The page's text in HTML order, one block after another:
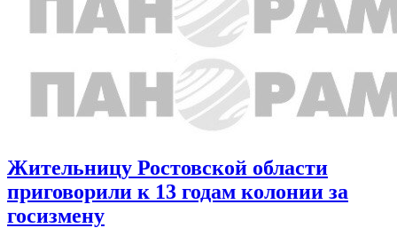
Жительницу Ростовской области
приговорили к 13 годам колонии за
госизмену